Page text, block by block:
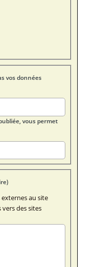
vos données
vous permet
au site
des sites